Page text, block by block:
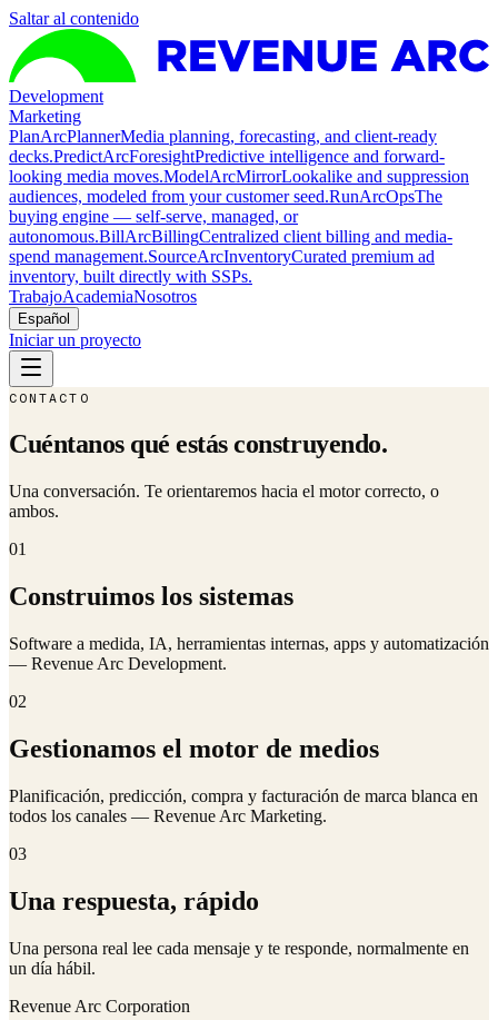
Saltar al contenido
Development
Marketing
PlanArcPlannerMedia planning, forecasting, and client-ready
decks.PredictArcForesightPredictive intelligence and forward-
looking media moves.ModelArcMirrorLookalike and suppression
audiences, modeled from your customer seed.RunArcOpsThe
buying engine — self-serve, managed, or
autonomous.BillArcBillingCentralized client billing and media-
spend management.SourceArcInventoryCurated premium ad
inventory, built directly with SSPs.
TrabajoAcademiaNosotros
Español
Iniciar un proyecto
CONTACTO
Cuéntanos qué estás construyendo.
Una conversación. Te orientaremos hacia el motor correcto, o
ambos.
01
Construimos los sistemas
Software a medida, IA, herramientas internas, apps y automatización
— Revenue Arc Development.
02
Gestionamos el motor de medios
Planificación, predicción, compra y facturación de marca blanca en
todos los canales — Revenue Arc Marketing.
03
Una respuesta, rápido
Una persona real lee cada mensaje y te responde, normalmente en
un día hábil.
Revenue Arc Corporation